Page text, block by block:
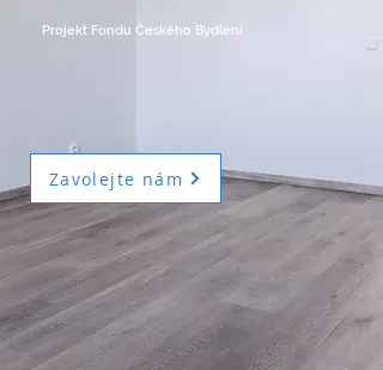
Projekt Fondu Českého Bydlení
Zavolejte nám